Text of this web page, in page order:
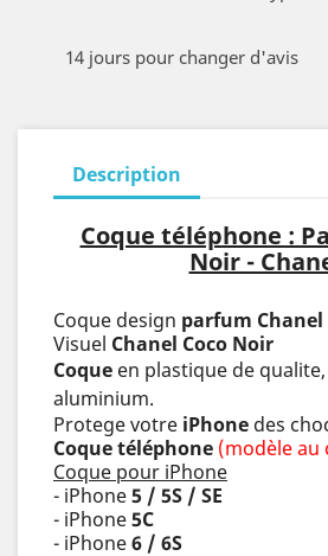
14 jours pour changer d'avis
Description
Coque téléphone :
Noir -
Coque design parfum Chanel
Visuel Chanel Coco Noir
Coque en plastique de
aluminium.
Protege votre iPhone des
Coque téléphone (modèle au
Coque pour iPhone
- iPhone5 / 5S / SE
- iPhone5C
- iPhone6 / 6S